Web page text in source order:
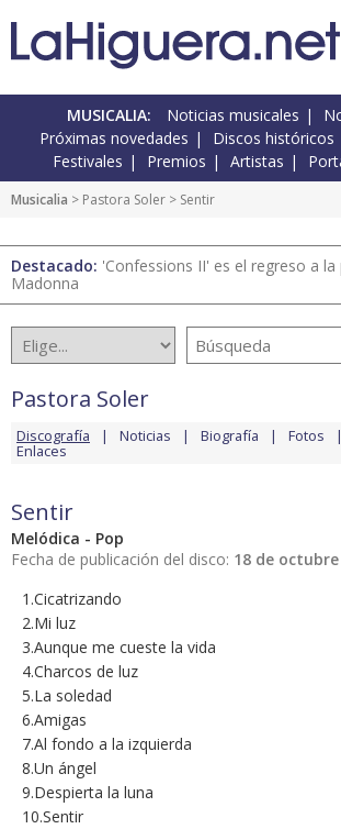
MUSICALIA: Noticias musicales
Próximas novedades
Discos históricos
Festivales
Premios Artistas
Musicalia > Pastora Soler > Sentir
Destacado: 'Confessions II' es el regreso a la
Madonna
Pastora Soler
Discografía Noticias Biografía Fotos
Enlaces
Sentir
Melódica - Pop
Fecha de publicación del disco: 18 de
1.Cicatrizando
2.Mi luz
3.Aunque me cueste la vida
4.Charcos de luz
5.La soledad
6.Amigas
7.Al fondo a la izquierda
8.Un ángel
9.Despierta la luna
10.Sentir